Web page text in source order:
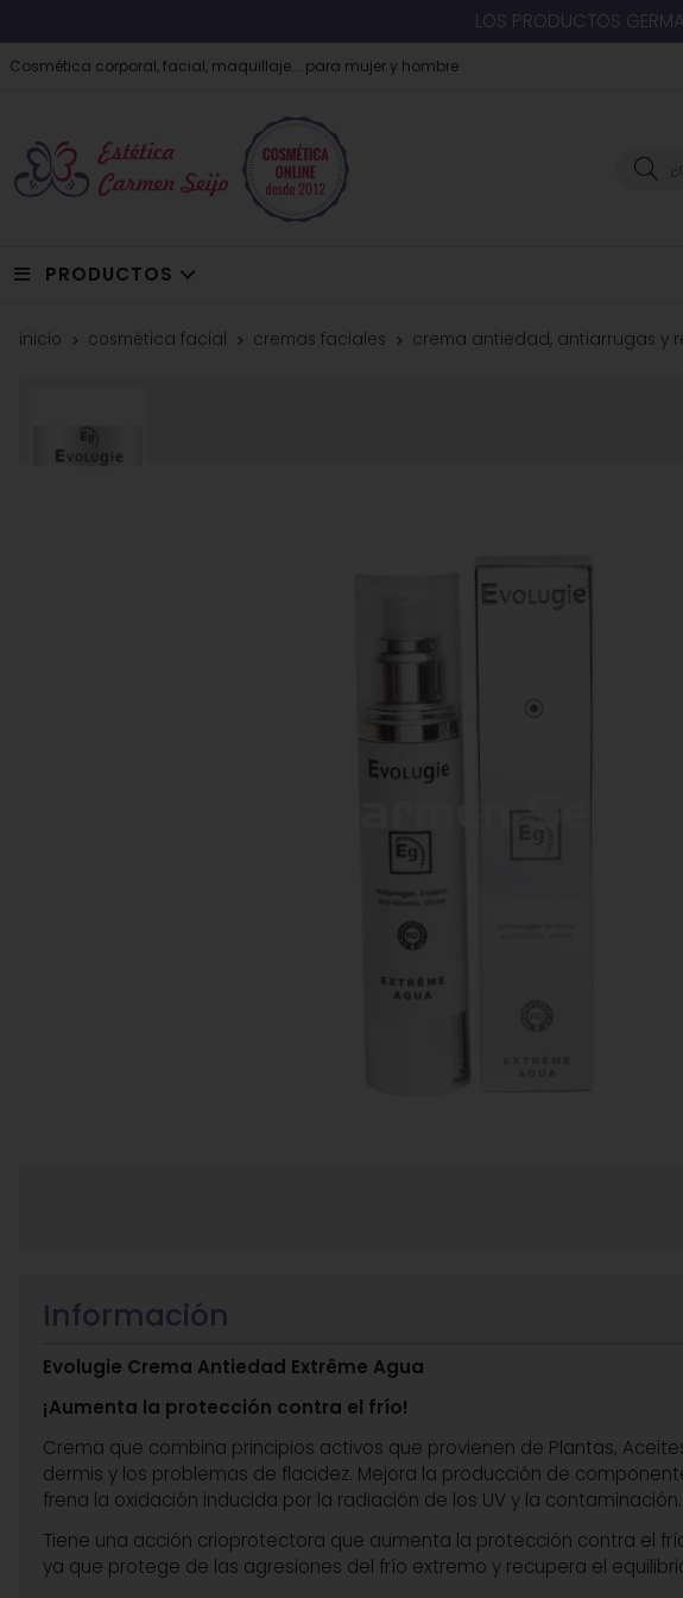
LOS PRODUCTOS
Cosmética corporal, facial, maquillaje... para mujer y hombre
PRODUCTOS
inicio cosmética facial cremas faciales crema antiedad, antiarrugas y
Información
Evolugie Crema Antiedad Extrême Agua
¡Aumenta la protección contra el frío!
Crema que combina principios activos que provienen de Plantas,
dermis y los problemas de flacidez. Mejora la producción de
frena la oxidación inducida por la radiación de los UV y la contaminación.
Tiene una acción crioprotectora que aumenta la protección contra el
ya que protege de las agresiones del frío extremo y recupera el